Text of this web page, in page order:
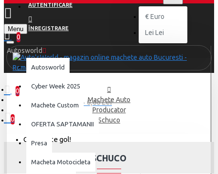
AUTENTIFICARE
ÎNREGISTRARE
€Euro
Lei Lei
Menu
0
0
0 produs(e) - 0,00 Lei
0
Coșul este gol!
Autosworld
Autosworld
Cyber Week 2025
Machete Custom
OFERTA SAPTAMANII
Presa
Macheta Motocicleta
Machete Auto
Producator
Schuco
SCHUCO